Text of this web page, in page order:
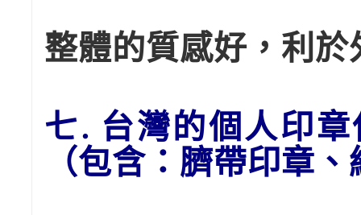
整體的質感好，利
七. 台灣的個人印
（包含：臍帶印章